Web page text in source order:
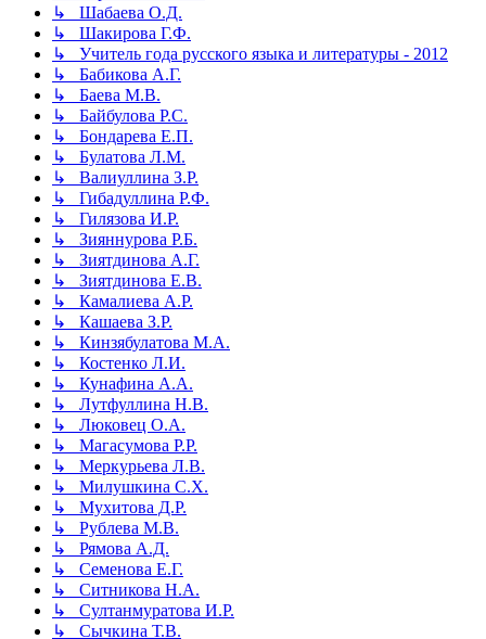
↳ Шабаева О.Д.
↳ Шакирова Г.Ф.
↳ Учитель года русского языка и литературы - 2012
↳ Бабикова А.Г.
↳ Баева М.В.
↳ Байбулова Р.С.
↳ Бондарева Е.П.
↳ Булатова Л.М.
↳ Валиуллина З.Р.
↳ Гибадуллина Р.Ф.
↳ Гилязова И.Р.
↳ Зияннурова Р.Б.
↳ Зиятдинова А.Г.
↳ Зиятдинова Е.В.
↳ Камалиева А.Р.
↳ Кашаева З.Р.
↳ Кинзябулатова М.А.
↳ Костенко Л.И.
↳ Кунафина А.А.
↳ Лутфуллина Н.В.
↳ Люковец О.А.
↳ Магасумова Р.Р.
↳ Меркурьева Л.В.
↳ Милушкина С.Х.
↳ Мухитова Д.Р.
↳ Рублева М.В.
↳ Рямова А.Д.
↳ Семенова Е.Г.
↳ Ситникова Н.А.
↳ Султанмуратова И.Р.
↳ Сычкина Т.В.